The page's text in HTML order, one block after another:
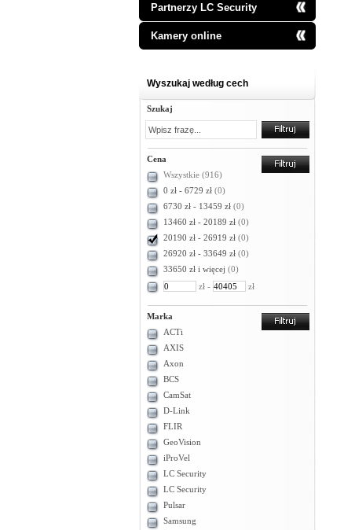
Partnerzy LC Security
Kamery online
Wyszukaj według cech
Szukaj
Cena
Wszystkie (916)
0 zł - 6729 zł (0)
6730 zł - 13459 zł (0)
13460 zł - 20189 zł (0)
20190 zł - 26919 zł (0)
26920 zł - 33649 zł (0)
33650 zł i więcej (0)
zł -
zł
Marka
ACTi
AXIS
Axon
BCS
CamSat
D-Link
FLIR
GeoVision
iProVel
LC Security
LC Security
Pulsar
Samsung